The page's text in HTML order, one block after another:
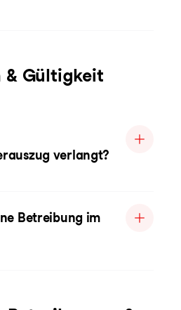
& Gültigkeit
verlangt?
Betreibung im